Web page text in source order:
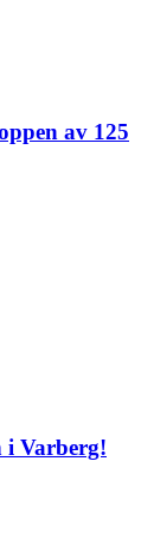
av 125
i Varberg!